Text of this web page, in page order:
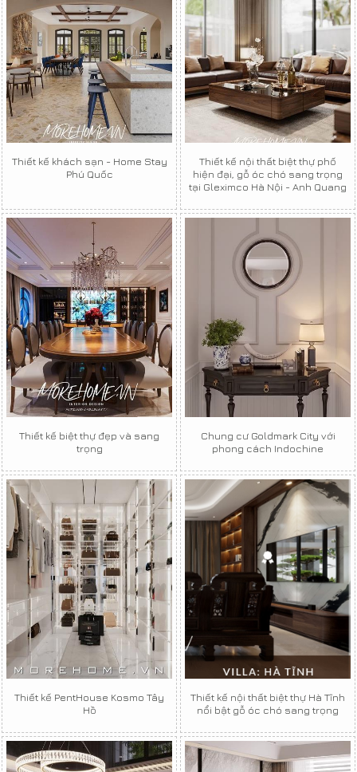
Thiết kế khách sạn - Home Stay
Phú Quốc
Thiết kế nội thất biệt thự phố
hiện đại, gỗ óc chó sang trọng
tại Gleximco Hà Nội - Anh Quang
Thiết kế biệt thự đẹp và sang
trọng
Chung cư Goldmark City với
phong cách Indochine
Thiết kế PentHouse Kosmo Tây
Hồ
Thiết kế nội thất biệt thự Hà Tĩnh
nổi bật gỗ óc chó sang trọng